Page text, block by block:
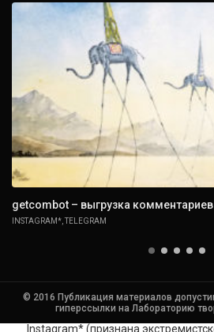
getcombot – выгрузка
INSTAGRAM* ,TELEGRAM
© 2016 Публикация материалов
гиперссылки на Лабораторию
Instagram* (признана